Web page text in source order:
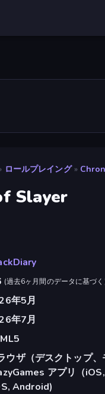
ロールプレイング »
Slayer
(過去6ヶ月間のデータに基づく
年5月
年7月
ウザ（デスクトップ
アプリ（
Android)